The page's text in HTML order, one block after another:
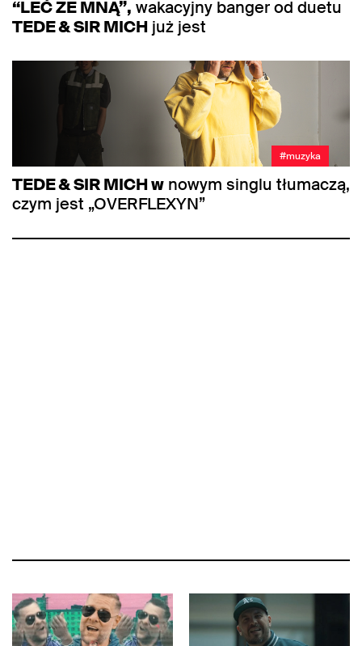
“LEĆ ZE MNĄ”, wakacyjny banger od duetu
TEDE & SIR MICH już jest
#muzyka
TEDE & SIR MICH w nowym singlu tłumaczą,
czym jest „OVERFLEXYN”